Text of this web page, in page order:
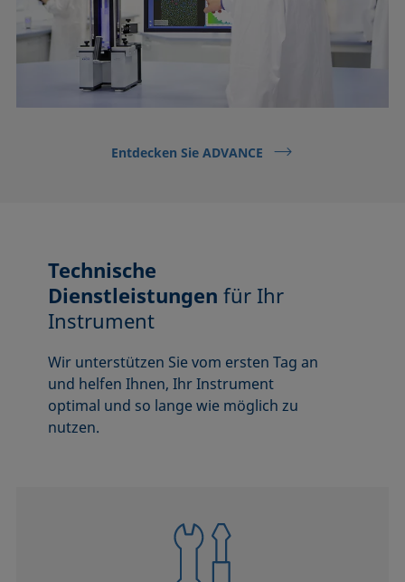
Entdecken Sie ADVANCE
Technische
Dienstleistungen für Ihr
Instrument
Wir unterstützen Sie vom ersten Tag an
und helfen Ihnen, Ihr Instrument
optimal und so lange wie möglich zu
nutzen.